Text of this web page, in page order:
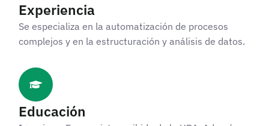
Experiencia
Se especializa en la automatización de procesos
complejos y en la estructuración y análisis de datos.
Educación